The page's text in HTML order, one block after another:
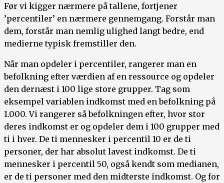
Før vi kigger nærmere på tallene, fortjener
’percentiler’ en nærmere gennemgang. Forstår man
dem, forstår man nemlig ulighed langt bedre, end
medierne typisk fremstiller den.
Når man opdeler i percentiler, rangerer man en
befolkning efter værdien af en ressource og opdeler
den dernæst i 100 lige store grupper. Tag som
eksempel variablen indkomst med en befolkning på
1.000. Vi rangerer så befolkningen efter, hvor stor
deres indkomst er og opdeler dem i 100 grupper med
ti i hver. De ti mennesker i percentil 10 er de ti
personer, der har absolut lavest indkomst. De ti
mennesker i percentil 50, også kendt som medianen,
er de ti personer med den midterste indkomst. Og for